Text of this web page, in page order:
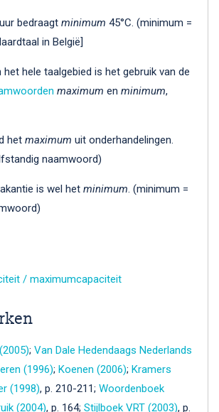
bedraagt minimum 45°C. (minimum =
in België]
het hele taalgebied is het gebruik van de
maximum en minimum,
het maximum uit onderhandelingen.
naamwoord)
is wel het minimum. (minimum =
/ maximumcapaciteit
; Van Dale Hedendaags Nederlands
(1996); Koenen (2006); Kramers
(1998), p. 210-211; Woordenboek
(2004), p. 164; Stijlboek VRT (2003), p.